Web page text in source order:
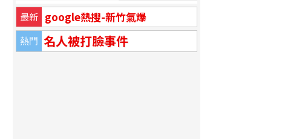
最新 google熱搜-新竹氣爆
熱門 名人被打臉事件